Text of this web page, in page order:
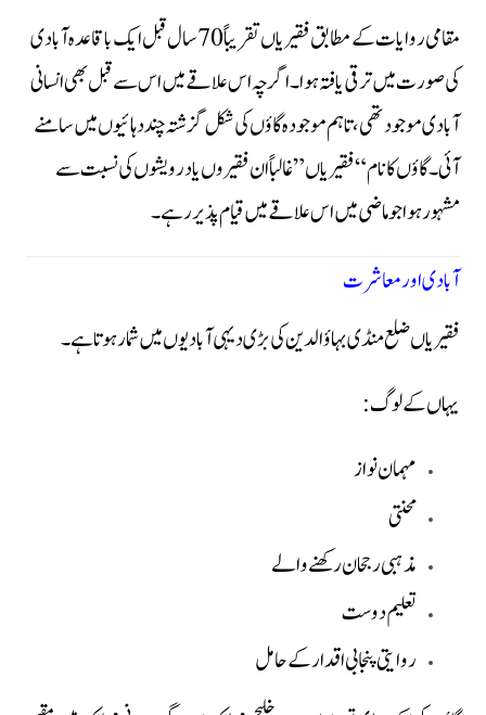
مقامی روایات کے مطابق فقیریاں تقریباً 70 سال قبل ایک باقاعدہ آبادی
کی صورت میں ترقی یافتہ ہوا۔ اگرچہ اس علاقے میں اس سے قبل بھی انسانی
آبادی موجود تھی، تاہم موجودہ گاؤں کی شکل گزشتہ چند دہائیوں میں سامنے
آئی۔ گاؤں کا نام “فقیریاں” غالباً ان فقیروں یا درویشوں کی نسبت سے
مشہور ہوا جو ماضی میں اس علاقے میں قیام پذیر رہے۔
آبادی اور معاشرت
فقیریاں ضلع منڈی بہاؤالدین کی بڑی دیہی آبادیوں میں شمار ہوتا ہے۔
یہاں کے لوگ:
مہمان نواز
محنتی
مذہبی رجحان رکھنے والے
تعلیم دوست
روایتی پنجابی اقدار کے حامل